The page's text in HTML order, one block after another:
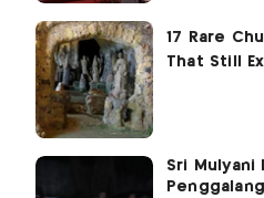
Sri Mulyani